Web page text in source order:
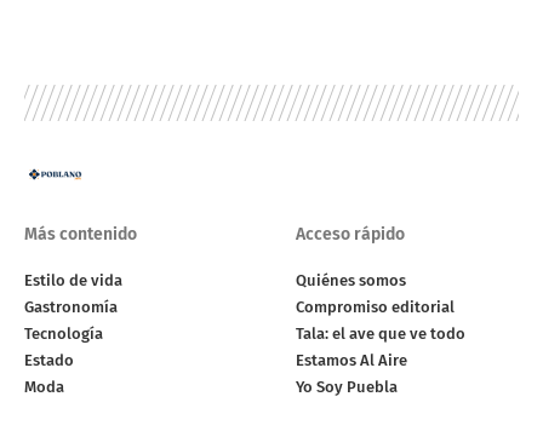
Más contenido
Estilo de vida
Gastronomía
Tecnología
Estado
Moda
Acceso rápido
Quiénes somos
Compromiso editorial
Tala: el ave que ve todo
Estamos Al Aire
Yo Soy Puebla